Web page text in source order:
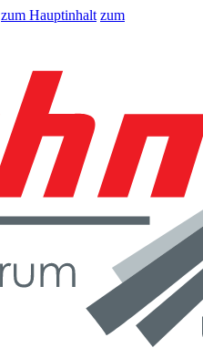
zum Hauptinhalt zum